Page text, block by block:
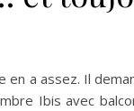
en a assez. Il
Ibis avec